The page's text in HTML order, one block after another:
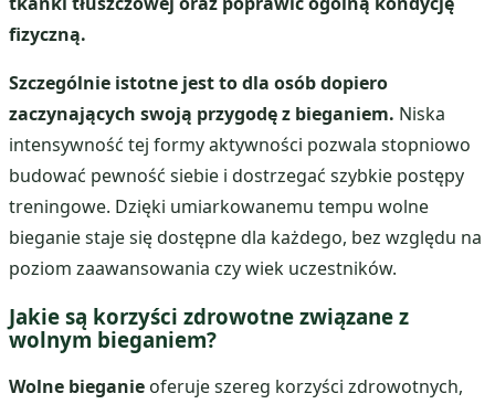
fizyczną.
Szczególnie istotne jest to dla osób dopiero
zaczynających swoją przygodę z bieganiem. Niska
intensywność tej formy aktywności pozwala stopniowo
budować pewność siebie i dostrzegać szybkie postępy
treningowe. Dzięki umiarkowanemu tempu wolne
bieganie staje się dostępne dla każdego, bez względu na
poziom zaawansowania czy wiek uczestników.
Jakie są korzyści zdrowotne związane z
wolnym bieganiem?
Wolne bieganie oferuje szereg korzyści zdrowotnych,